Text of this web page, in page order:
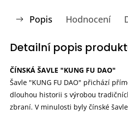
Popis Hodnocení
Detailní popis
ČÍNSKÁ ŠAVLE "KUNG FU DAO"
Šavle "KUNG FU DAO" přichází
dlouhou historii s výrobou
zbraní. V minulosti byly čínské